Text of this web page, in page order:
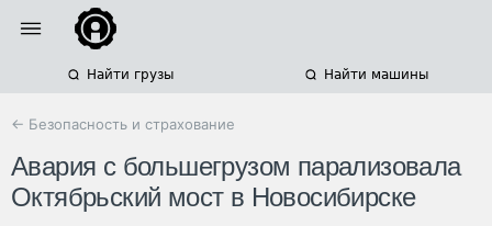
Найти грузы Найти машины
← Безопасность и страхование
Авария с большегрузом парализовала
Октябрьский мост в Новосибирске